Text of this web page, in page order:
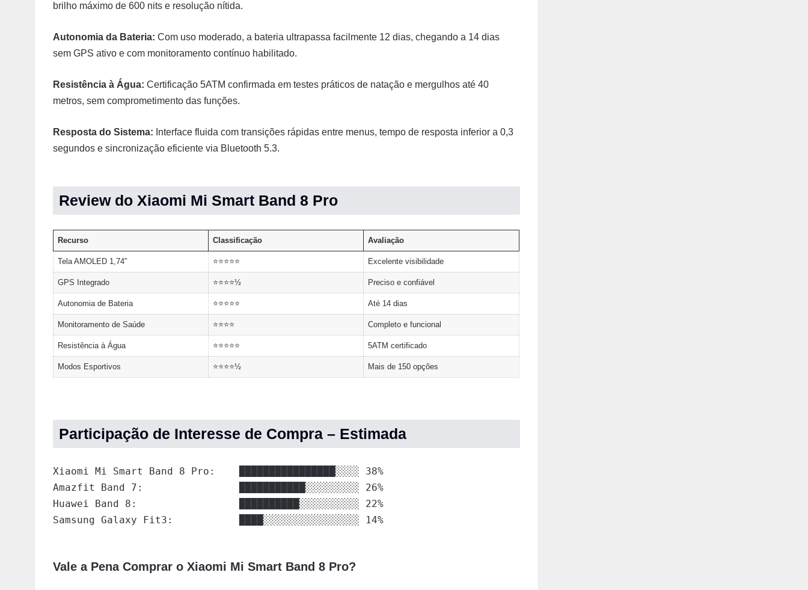
brilho máximo de 600 nits e resolução nítida.
Autonomia da Bateria: Com uso moderado, a bateria ultrapassa facilmente 12 dias, chegando a 14 dias
sem GPS ativo e com monitoramento contínuo habilitado.
Resistência à Água: Certificação 5ATM confirmada em testes práticos de natação e mergulhos até 40
metros, sem comprometimento das funções.
Resposta do Sistema: Interface fluida com transições rápidas entre menus, tempo de resposta inferior a 0,3
segundos e sincronização eficiente via Bluetooth 5.3.
Review do Xiaomi Mi Smart Band 8 Pro
Recurso Classificação Avaliação
Tela AMOLED 1,74″ ⭐⭐⭐⭐⭐ Excelente visibilidade
GPS Integrado ⭐⭐⭐⭐½ Preciso e confiável
Autonomia de Bateria ⭐⭐⭐⭐⭐ Até 14 dias
Monitoramento de Saúde ⭐⭐⭐⭐ Completo e funcional
Resistência à Água ⭐⭐⭐⭐⭐ 5ATM certificado
Modos Esportivos ⭐⭐⭐⭐½ Mais de 150 opções
Participação de Interesse de Compra – Estimada
Xiaomi Mi Smart Band 8 Pro:    ████████████████░░░░ 38%
Amazfit Band 7:                ███████████░░░░░░░░░ 26%
Huawei Band 8:                 ██████████░░░░░░░░░░ 22%
Samsung Galaxy Fit3:           ████░░░░░░░░░░░░░░░░ 14%
Vale a Pena Comprar o Xiaomi Mi Smart Band 8 Pro?